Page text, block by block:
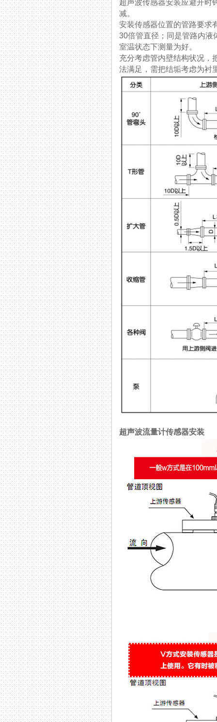
超声波传感器安装应避开时
减。
安装传感器位置的管路要求有
30倍管直径；同是管路内
室温状态下测量为好。
充分考虑管内壁结构状况
法满足，需把结垢考虑为衬
超声波流量计传感器安装